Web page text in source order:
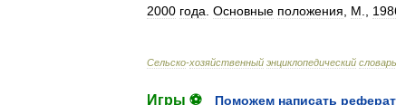
2000 года Основные положения М
Сельско-хозяйственный энциклопедический словарь
Игры ⚽
Поможем написать реферат